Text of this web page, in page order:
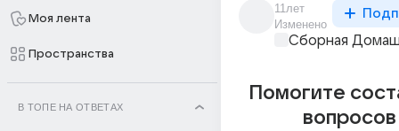
Моя лента
Пространства
В ТОПЕ НА ОТВЕТАХ
11лет
Изменено
Сборная
Помогите